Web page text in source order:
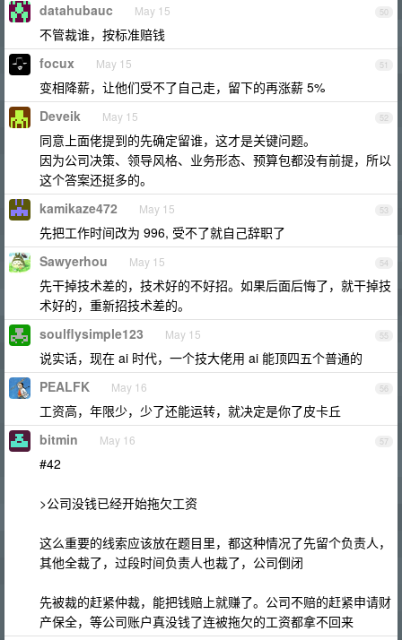
50
datahubauc May 15
不管裁谁，按标准赔钱
51
focux May 15
变相降薪，让他们受不了自己走，留下的再涨薪 5%
52
Deveik May 15
同意上面佬提到的先确定留谁，这才是关键问题。
因为公司决策、领导风格、业务形态、预算包都没有前提，所以
这个答案还挺多的。
53
kamikaze472 May 15
先把工作时间改为 996, 受不了就自己辞职了
54
Sawyerhou May 15
先干掉技术差的，技术好的不好招。如果后面后悔了，就干掉技
术好的，重新招技术差的。
55
soulflysimple123 May 15
说实话，现在 ai 时代，一个技大佬用 ai 能顶四五个普通的
56
PEALFK May 16
工资高，年限少，少了还能运转，就决定是你了皮卡丘
57
bitmin May 16
#42
>公司没钱已经开始拖欠工资
这么重要的线索应该放在题目里，都这种情况了先留个负责人，
其他全裁了，过段时间负责人也裁了，公司倒闭
先被裁的赶紧仲裁，能把钱赔上就赚了。公司不赔的赶紧申请财
产保全，等公司账户真没钱了连被拖欠的工资都拿不回来